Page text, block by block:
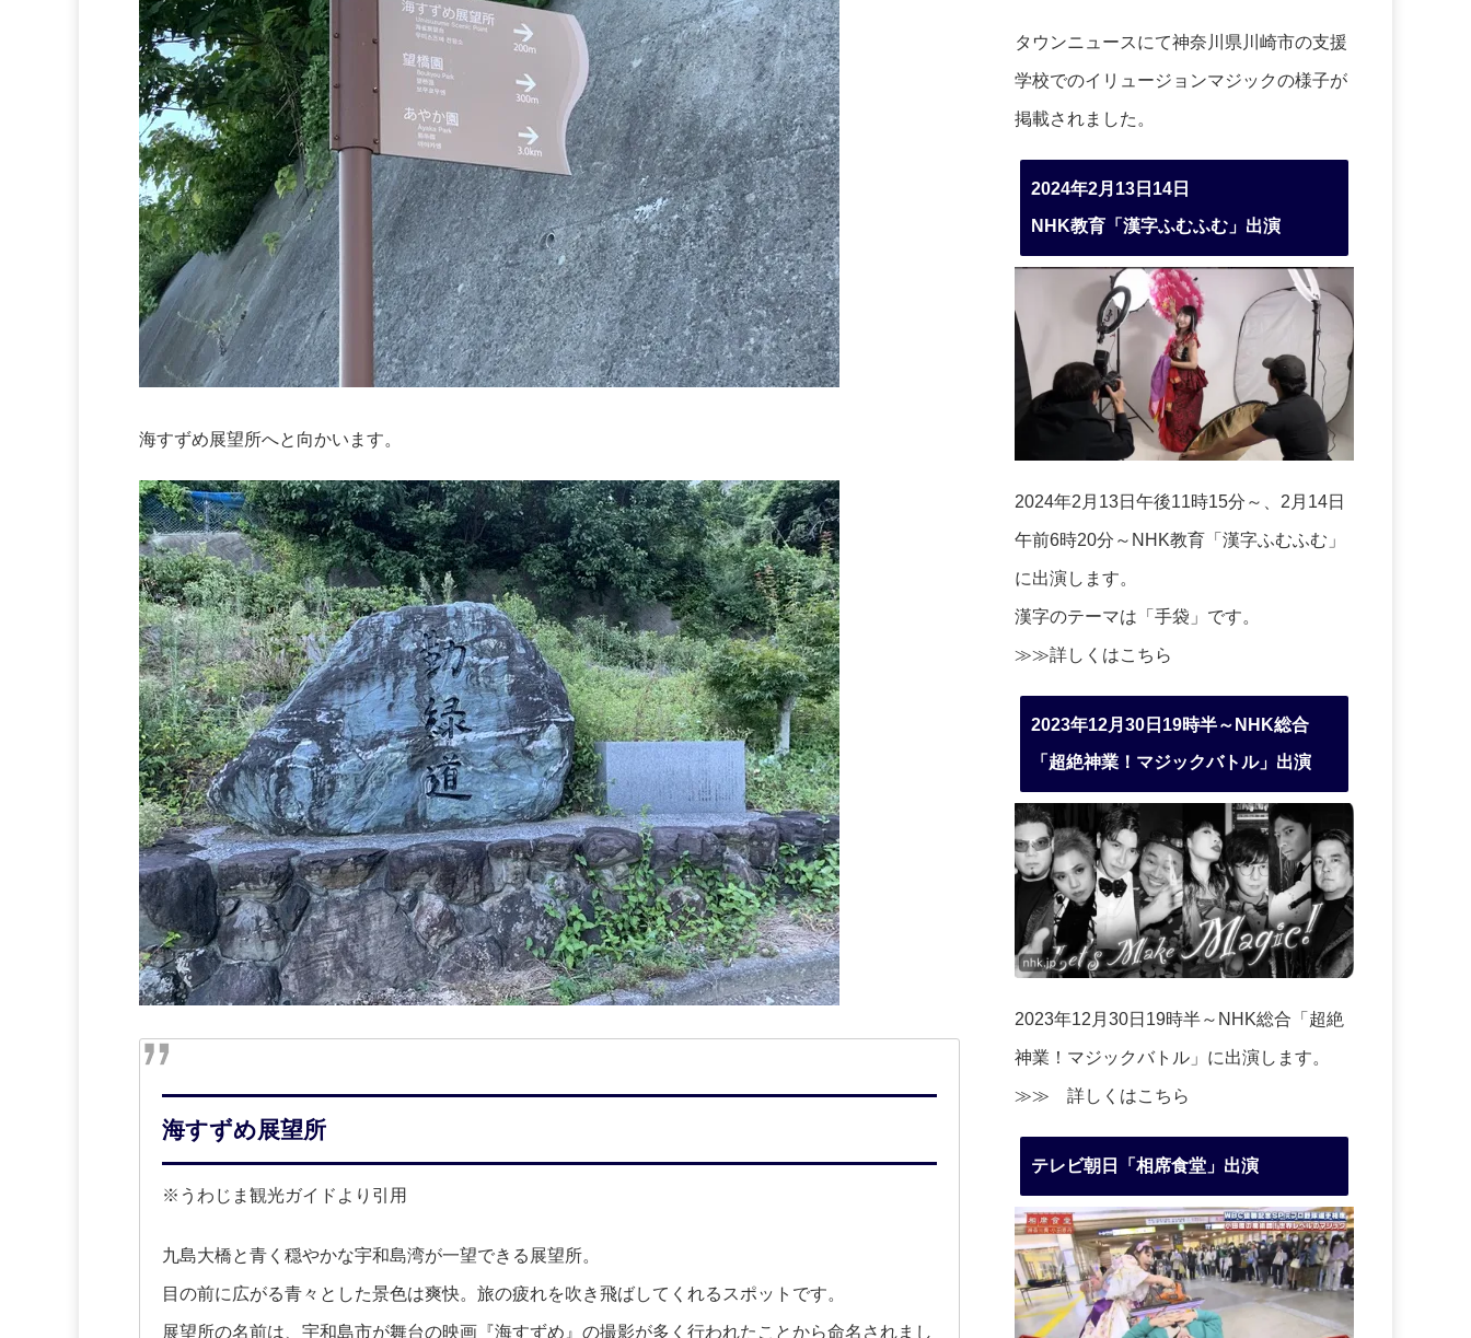
海すずめ展望所へと向かいます。
海すずめ展望所
※うわじま観光ガイドより引用
九島大橋と青く穏やかな宇和島湾が一望できる展望所。
目の前に広がる青々とした景色は爽快。旅の疲れを吹き飛ばしてくれるスポットです。
展望所の名前は、宇和島市が舞台の映画『海すずめ』の撮影が多く行われたことから命名されまし
タウンニュースにて神奈川県川崎市の支援
学校でのイリュージョンマジックの様子が
掲載されました。
2024年2月13日14日
NHK教育「漢字ふむふむ」出演
2024年2月13日午後11時15分～、2月14日
午前6時20分～NHK教育「漢字ふむふむ」
に出演します。
漢字のテーマは「手袋」です。
≫≫詳しくはこちら
2023年12月30日19時半～NHK総合
「超絶神業！マジックバトル」出演
2023年12月30日19時半～NHK総合「超絶
神業！マジックバトル」に出演します。
≫≫ 詳しくはこちら
テレビ朝日「相席食堂」出演